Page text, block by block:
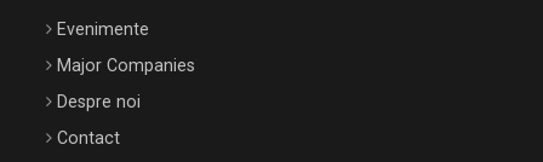
Be Inspired. Make it Happen!, ARTEMIS LETO, ORADEA, 8
Octombrie
Evenimente
Major Companies
Despre noi
Contact